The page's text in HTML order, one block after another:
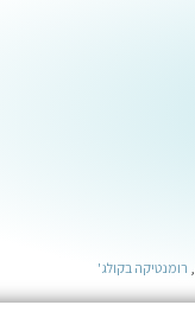
רומנטיקה בקולג'